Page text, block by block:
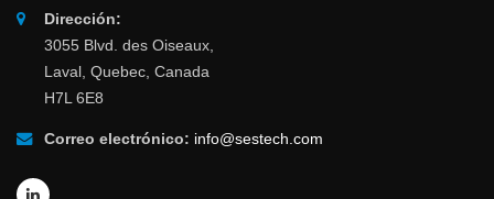
Dirección:
3055 Blvd. des Oiseaux,
Laval, Quebec, Canada
H7L 6E8
Correo electrónico: info@sestech.com